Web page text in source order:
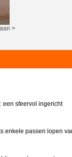
>
een sfeervol ingericht
enkele passen lopen